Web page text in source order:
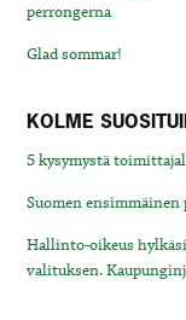
perrongerna
Glad sommar!
KOLME
5 kysymystä
Suomen
Hallinto-oikeus
valituksen.